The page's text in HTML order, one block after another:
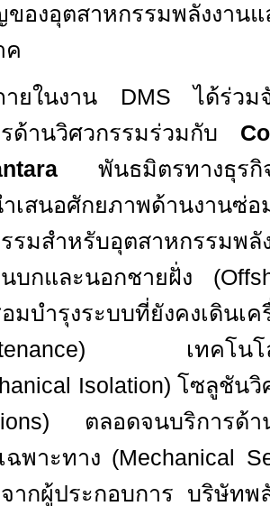
องอุตสาหกรรมพลังงานแ
ค
ายในงาน DMSได้ร่วม
ด้านวิศวกรรมร่วมกับ
พันธมิตรทางธุรกิ
เสนอศักยภาพด้านงานซ่อ
รมสำหรับอุตสาหกรรม
บกและนอกชายฝั่ง (
อมบำรุงระบบที่ยังคงเดิ
เทคโน
Isolation)โซลูชันวิ
ตลอดจนบริการด้า
ฉพาะทาง (Mechanical
ากผู้ประกอบการ บริษัทพ